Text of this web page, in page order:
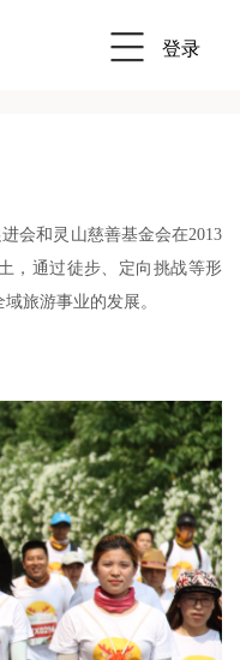
登录
会和灵山慈善基金会在2013
，通过徒步、定向挑战等形
旅游事业的发展。